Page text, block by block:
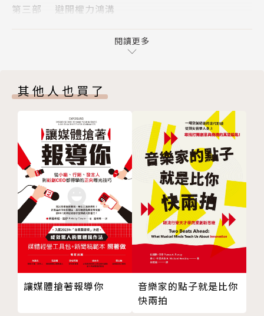
前微軟高層、現為執行長教練的莎賓娜曾是「地獄來的
己成了惹人厭的慣老闆，才學會辨識盲點。她在書中淬
訊，教你以策略與智慧應對權力和壓力，成為人人都想
▌奠基於25年的高階主管教練經驗，本書將幫助你：
◆顛覆你的觀點：職場上不存在公私分明，具同理心才
能成功應對私人與工作的需求。
◆理解權力鴻溝：辨識因職權落差而造成的危險盲點，
建立你與團隊的深刻連結。
◆避開壓力陷阱：學會掌控壓力，避免忽視壓力管理而
導致高代價錯誤。
◆擴展領導工具箱：透過成本效益分析、微習慣與肯定
清單，以小行動推動大改變。
身為主管，不必永遠比團隊更優秀，而是要抱持共好的
第三部 避開權力鴻溝
第７章 找出你的溝通斷層線
第９章 找出你的隱藏觸發點
第 11 章 避開唯一提供者的陷阱
第 12 章 擺脫瑣事之網
第 13 章 超級英雄症候群
第 14 章 喪失熱情與使命感時重新校正
第五部 維持上升軌跡
第 15 章 自我三六○度評量以保持正軌
結語
謝辭
參考資料
版權頁
閱讀更多
其他人也買了
讓媒體搶著報導你
音樂家的點子就是比你
快兩拍